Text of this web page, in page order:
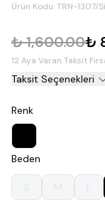
Ürün Kodu:TRN-1307/
₺ 1,600.00₺
12 Aya Varan Taksit
Taksit Seçenekleri
Renk
Beden